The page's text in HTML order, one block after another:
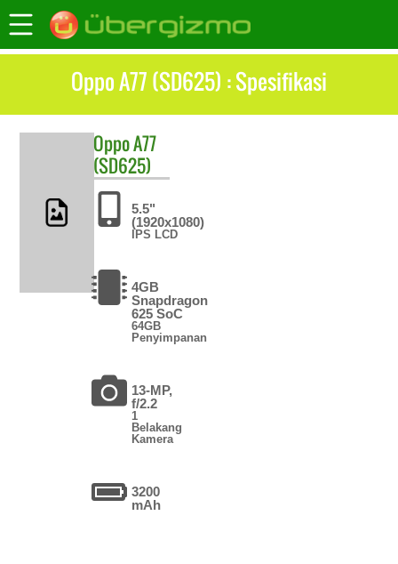
Oppo A77 (SD625) : Spesifikasi
OppoA77
(SD625)
5.5"
(1920x1080)
IPS LCD
4GB
Snapdragon
625 SoC
64GB
Penyimpanan
13-MP,
f/2.2
1
Belakang
Kamera
3200
mAh